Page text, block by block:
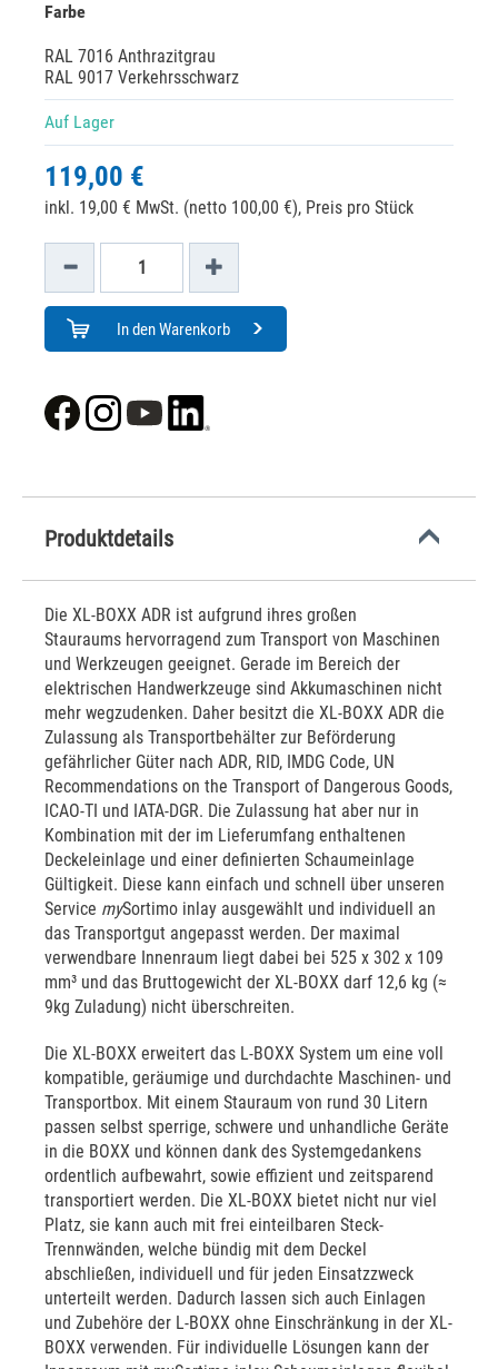
Farbe
RAL 7016 Anthrazitgrau
RAL 9017 Verkehrsschwarz
Auf Lager
119,00 €
inkl. 19,00 € MwSt. (netto 100,00 €), Preis pro Stück
In den Warenkorb
Produktdetails
Die XL-BOXX ADR ist aufgrund ihres großen
Stauraums hervorragend zum Transport von Maschinen
und Werkzeugen geeignet. Gerade im Bereich der
elektrischen Handwerkzeuge sind Akkumaschinen nicht
mehr wegzudenken. Daher besitzt die XL-BOXX ADR die
Zulassung als Transportbehälter zur Beförderung
gefährlicher Güter nach ADR, RID, IMDG Code, UN
Recommendations on the Transport of Dangerous Goods,
ICAO-TI und IATA-DGR. Die Zulassung hat aber nur in
Kombination mit der im Lieferumfang enthaltenen
Deckeleinlage und einer definierten Schaumeinlage
Gültigkeit. Diese kann einfach und schnell über unseren
Service mySortimo inlay ausgewählt und individuell an
das Transportgut angepasst werden. Der maximal
verwendbare Innenraum liegt dabei bei 525 x 302 x 109
mm³ und das Bruttogewicht der XL-BOXX darf 12,6 kg (≈
9kg Zuladung) nicht überschreiten.
Die XL-BOXX erweitert das L-BOXX System um eine voll
kompatible, geräumige und durchdachte Maschinen- und
Transportbox. Mit einem Stauraum von rund 30 Litern
passen selbst sperrige, schwere und unhandliche Geräte
in die BOXX und können dank des Systemgedankens
ordentlich aufbewahrt, sowie effizient und zeitsparend
transportiert werden. Die XL-BOXX bietet nicht nur viel
Platz, sie kann auch mit frei einteilbaren Steck-
Trennwänden, welche bündig mit dem Deckel
abschließen, individuell und für jeden Einsatzzweck
unterteilt werden. Dadurch lassen sich auch Einlagen
und Zubehöre der L-BOXX ohne Einschränkung in der XL-
BOXX verwenden. Für individuelle Lösungen kann der